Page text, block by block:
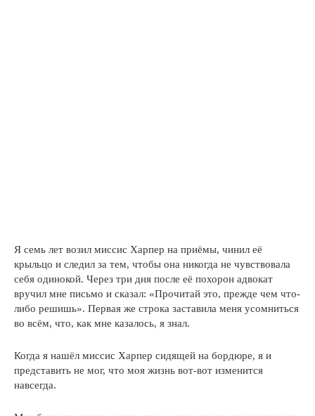
Я семь лет возил миссис Харпер на приёмы, чинил её
крыльцо и следил за тем, чтобы она никогда не чувствовала
себя одинокой. Через три дня после её похорон адвокат
вручил мне письмо и сказал: «Прочитай это, прежде чем что-
либо решишь». Первая же строка заставила меня усомниться
во всём, что, как мне казалось, я знал.
Когда я нашёл миссис Харпер сидящей на бордюре, я и
представить не мог, что моя жизнь вот-вот изменится
навсегда.